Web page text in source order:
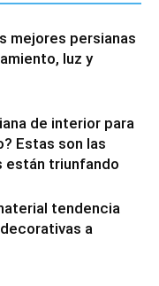
mejores persianas
luz y
de interior para
Estas son las
están triunfando
tendencia
a